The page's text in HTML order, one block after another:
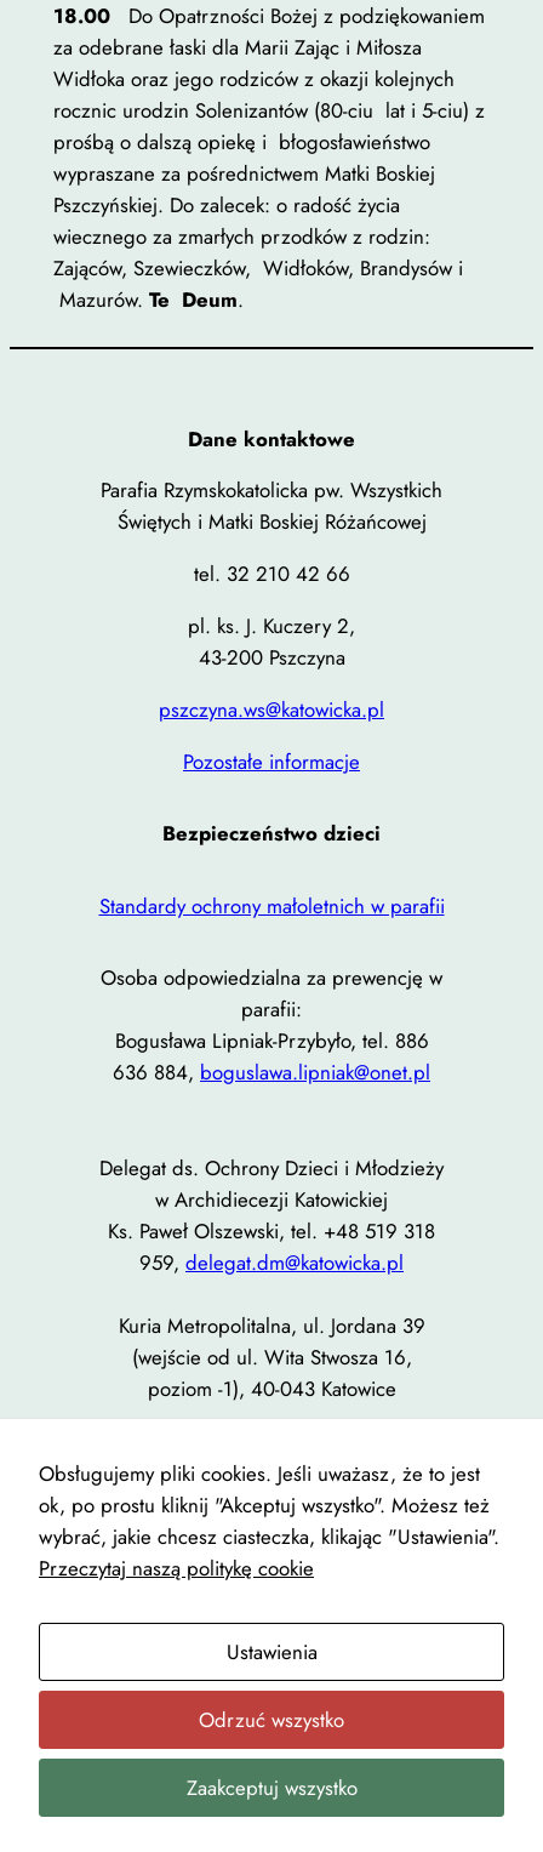
18.00 Do Opatrzności Bożej z podziękowaniem
za odebrane łaski dla Marii Zając i Miłosza
Widłoka oraz jego rodziców z okazji kolejnych
rocznic urodzin Solenizantów (80-ciu lat i 5-ciu) z
prośbą o dalszą opiekę i błogosławieństwo
wypraszane za pośrednictwem Matki Boskiej
Pszczyńskiej. Do zalecek: o radość życia
wiecznego za zmarłych przodków z rodzin:
Zająców, Szewieczków, Widłoków, Brandysów i
Mazurów. Te Deum.
Dane kontaktowe
Parafia Rzymskokatolicka pw. Wszystkich
Świętych i Matki Boskiej Różańcowej
tel. 32 210 42 66
pl. ks. J. Kuczery 2,
43-200 Pszczyna
pszczyna.ws@katowicka.pl
Pozostałe informacje
Bezpieczeństwo dzieci
Standardy ochrony małoletnich w parafii
Osoba odpowiedzialna za prewencję w
parafii:
Bogusława Lipniak-Przybyło, tel. 886
636 884, boguslawa.lipniak@onet.pl
Delegat ds. Ochrony Dzieci i Młodzieży
w Archidiecezji Katowickiej
Ks. Paweł Olszewski, tel. +48 519 318
959, delegat.dm@katowicka.pl
Kuria Metropolitalna, ul. Jordana 39
(wejście od ul. Wita Stwosza 16,
poziom -1), 40-043 Katowice
Informacje o zasadach ochrony
Designed withWordPress| Copyright © Parafia
BDO: 000546503
Obsługujemy pliki cookies. Jeśli uważasz, że to jest
ok, po prostu kliknij "Akceptuj wszystko". Możesz też
wybrać, jakie chcesz ciasteczka, klikając "Ustawienia".
Przeczytaj naszą politykę cookie
Ustawienia
Odrzuć wszystko
Zaakceptuj wszystko